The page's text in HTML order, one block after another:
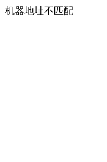
机器地址不匹配